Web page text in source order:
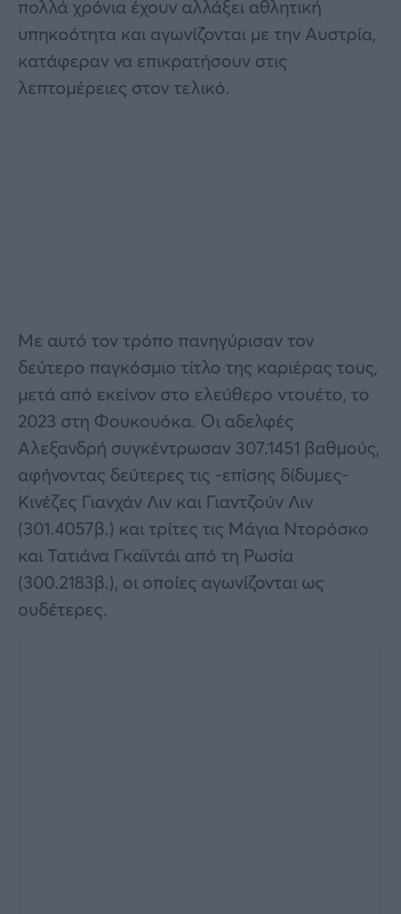
πολλά χρόνια έχουν αλλάξει αθλητική
υπηκοότητα και αγωνίζονται με την Αυστρία,
κατάφεραν να επικρατήσουν στις
λεπτομέρειες στον τελικό.
Με αυτό τον τρόπο πανηγύρισαν τον
δεύτερο παγκόσμιο τίτλο της καριέρας τους,
μετά από εκείνον στο ελεύθερο ντουέτο, το
2023 στη Φουκουόκα. Οι αδελφές
Αλεξανδρή συγκέντρωσαν 307.1451 βαθμούς,
αφήνοντας δεύτερες τις -επίσης δίδυμες-
Κινέζες Γιανχάν Λιν και Γιαντζούν Λιν
(301.4057β.) και τρίτες τις Μάγια Ντορόσκο
και Τατιάνα Γκαϊντάι από τη Ρωσία
(300.2183β.), οι οποίες αγωνίζονται ως
ουδέτερες.